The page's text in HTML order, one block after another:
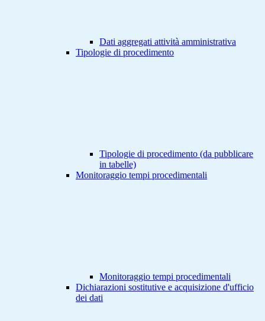
Dati aggregati attività amministrativa
Tipologie di procedimento
Tipologie di procedimento (da pubblicare
in tabelle)
Monitoraggio tempi procedimentali
Monitoraggio tempi procedimentali
Dichiarazioni sostitutive e acquisizione d'ufficio
dei dati